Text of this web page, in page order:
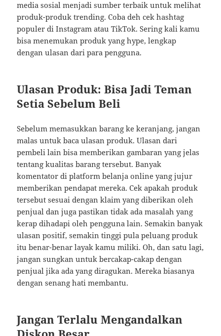
media sosial menjadi sumber terbaik untuk melihat
produk-produk trending. Coba deh cek hashtag
populer di Instagram atau TikTok. Sering kali kamu
bisa menemukan produk yang hype, lengkap
dengan ulasan dari para pengguna.
Ulasan Produk: Bisa Jadi Teman
Setia Sebelum Beli
Sebelum memasukkan barang ke keranjang, jangan
malas untuk baca ulasan produk. Ulasan dari
pembeli lain bisa memberikan gambaran yang jelas
tentang kualitas barang tersebut. Banyak
komentator di platform belanja online yang jujur
memberikan pendapat mereka. Cek apakah produk
tersebut sesuai dengan klaim yang diberikan oleh
penjual dan juga pastikan tidak ada masalah yang
kerap dihadapi oleh pengguna lain. Semakin banyak
ulasan positif, semakin tinggi pula peluang produk
itu benar-benar layak kamu miliki. Oh, dan satu lagi,
jangan sungkan untuk bercakap-cakap dengan
penjual jika ada yang diragukan. Mereka biasanya
dengan senang hati membantu.
Jangan Terlalu Mengandalkan